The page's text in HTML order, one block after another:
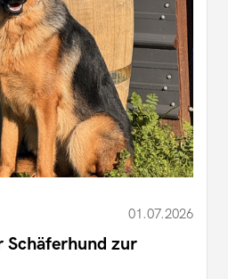
01.07.2026
Schäferhund zur